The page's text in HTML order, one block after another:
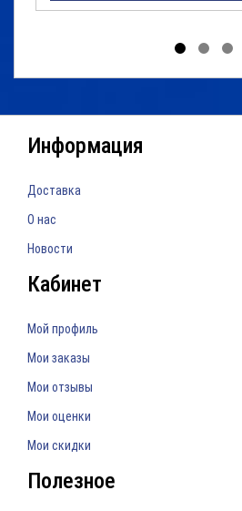
Информация
Доставка
О нас
Новости
Кабинет
Мой профиль
Мои заказы
Мои отзывы
Мои оценки
Мои скидки
Полезное